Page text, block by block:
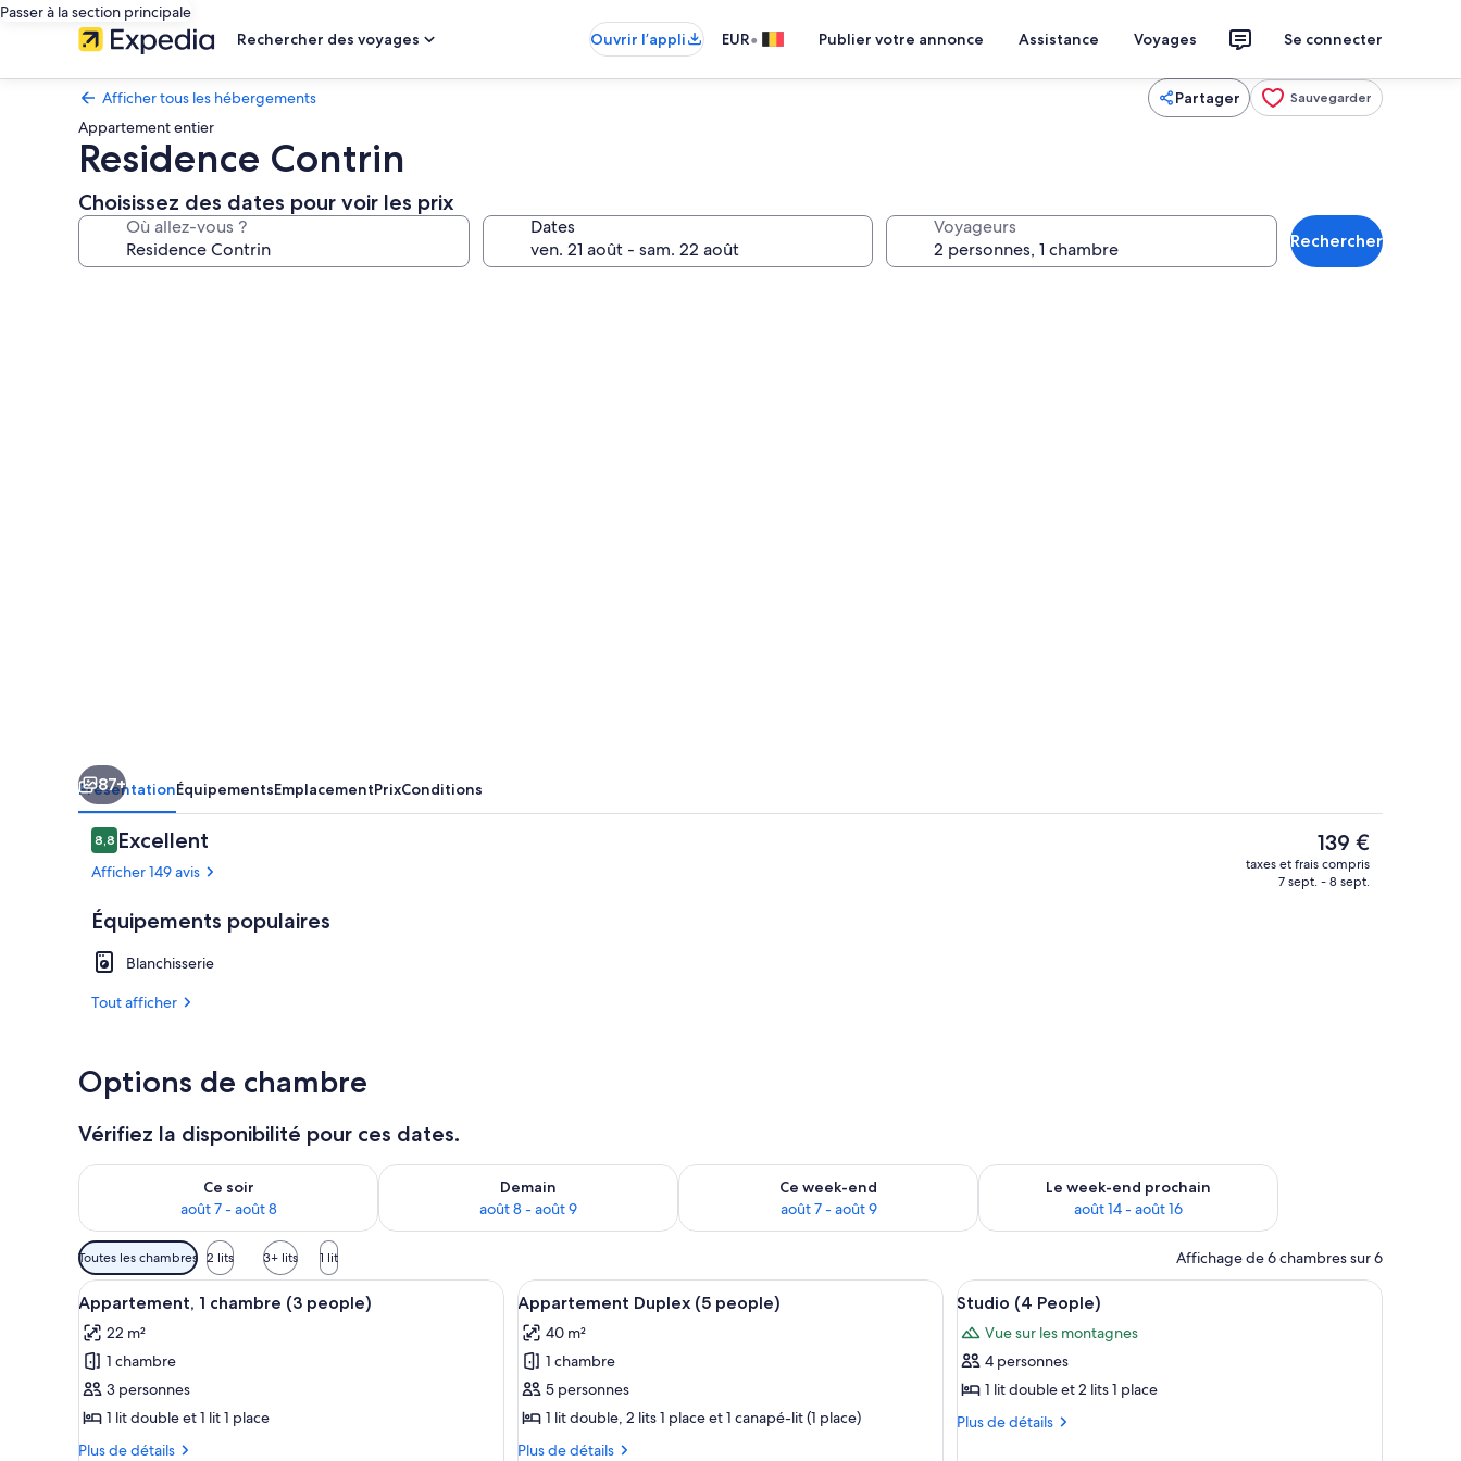
Passer à la section principale
Rechercher des voyages
Ouvrir l’appli EUR• Publier votre annonce Assistance Voyages Se connecter
Afficher tous les hébergements Partager Sauvegarder
Appartement entier
Residence Contrin
Choisissez des dates pour voir les prix
Où allez-vous ? Dates Voyageurs
Rechercher
87+
PrésentationÉquipementsEmplacementPrixConditions
Avis
voyageurs
8,88,8 sur 10
Excellent
Afficher 149 avis
Équipements populaires
Blanchisserie
Tout afficher
Le
prix
actuel
139 €
taxes et frais compris
7 sept. - 8 sept.
Options de chambre
Vérifiez la disponibilité pour ces dates.
Ce soir
août 7 - août 8
Vérifier la disponibilité pour ce soir août 7 - août 8
Demain
août 8 - août 9
Vérifier la disponibilité pour demain août 8 - août 9
Ce week-end
août 7 - août 9
Vérifier la disponibilité pour ce week-end août 7 - août 9
Le week-end prochain
août 14 - août 16
Vérifier la disponibilité pour le week-end prochain août 14 -
Filtres
disponibles
pour
les
chambres
Toutes les chambres 2 lits 3+ lits 1 lit Affichage de 6 chambres sur 6
Afficher
toutes
les
photos
pour
ce
type
Un lit simple avec une tête de lit en bois, une table de chevet, un miroir rond et un petit panneau de commande fixé au mur.
9
Appartement, 1 chambre (3 people)
22 m²
1 chambre
3 personnes
1 lit double et 1 lit 1 place
Plus de détails
Plus
Afficher
toutes
les
photos
pour
ce
type
Un intérieur moderne avec un escalier en bois, un coin repas avec un banc et un téléviseur posé sur un meuble en
8
Appartement Duplex (5 people)
40 m²
1 chambre
5 personnes
1 lit double, 2 lits 1 place et 1 canapé-lit (1 place)
Plus de détails
Plus
Afficher
toutes
les
photos
pour
ce
Une petite chambre comprenant un lit
7
Studio (4 People)
Vue sur les montagnes
4 personnes
1 lit double et 2 lits 1 place
Plus de détails
Plus